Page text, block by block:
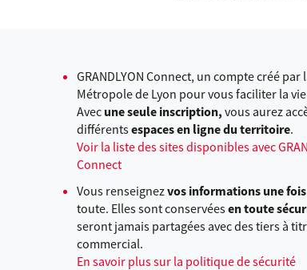
GRANDLYON Connect, un compte créé par
Métropole de Lyon pour vous faciliter la
Avec une seule inscription, vous aurez
différentsespaces en ligne du territoire.
Voir la liste des sites disponibles avec
Connect
Vous renseignezvos informations une fois
toute. Elles sont conservéesen toute
seront jamais partagées avec des tiers à
commercial.
En savoir plus sur la politique de sécurité